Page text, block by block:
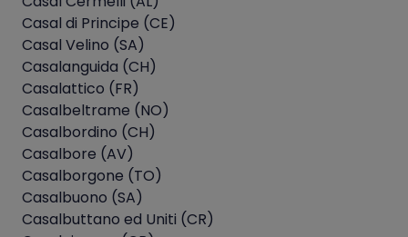
Casal di Principe (CE)
Casal Velino (SA)
Casalanguida (CH)
Casalattico (FR)
Casalbeltrame (NO)
Casalbordino (CH)
Casalbore (AV)
Casalborgone (TO)
Casalbuono (SA)
Casalbuttano ed Uniti (CR)